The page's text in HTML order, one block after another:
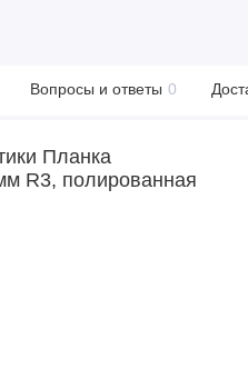
Вопросы и ответы 0
Планка
R3, полированная